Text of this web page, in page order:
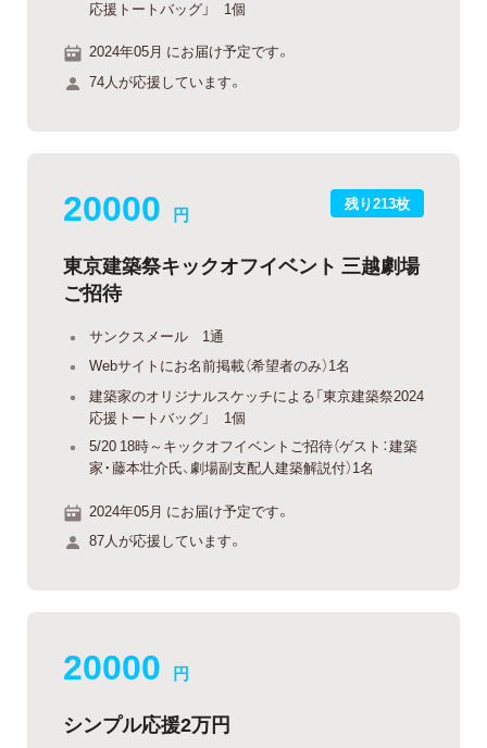
応援トートバッグ」 1個
2024年05月 にお届け予定です。
74人が応援しています。
残り213枚
20000 円
東京建築祭キックオフイベント 三越劇場
ご招待
サンクスメール 1通
Webサイトにお名前掲載（希望者のみ）1名
建築家のオリジナルスケッチによる「東京建築祭2024
応援トートバッグ」 1個
5/20 18時～キックオフイベントご招待（ゲスト：建築
家・藤本壮介氏、劇場副支配人建築解説付）1名
2024年05月 にお届け予定です。
87人が応援しています。
20000 円
シンプル応援2万円